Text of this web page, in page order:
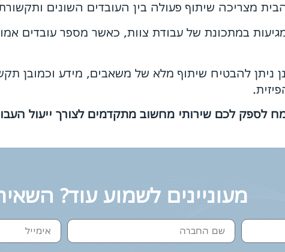
מצריכה שיתוף פעולה בין העובדים השונים
במתכונת של עבודת צוות, כאשר מספר עובדים
ניתן להבטיח שיתוף מלא של משאבים, מידע וכמובן
לספק לכם שירותי מחשוב מתקדמים לצורך ייעול
מעוניינים לשמוע עוד?